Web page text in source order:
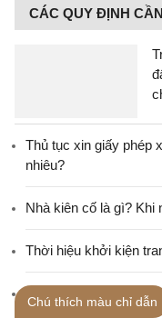
CÁC QUY ĐỊNH
Thủ tục xin giấy phép
nhiêu?
Nhà kiên cố là gì? Khi
Thời hiệu khởi kiện
Tranh chấp đất đai
Chú thích màu chỉ dẫn